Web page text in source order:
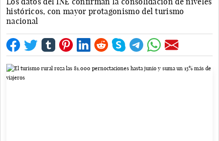
históricos, con mayor protagonismo del turismo
nacional